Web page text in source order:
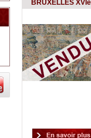
BRUXELLES